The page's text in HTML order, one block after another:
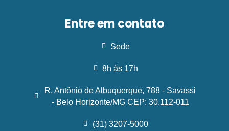
Entre em contato
Sede
8h às 17h
R. Antônio de Albuquerque, 788 - Savassi
- Belo Horizonte/MG CEP: 30.112-011
(31) 3207-5000